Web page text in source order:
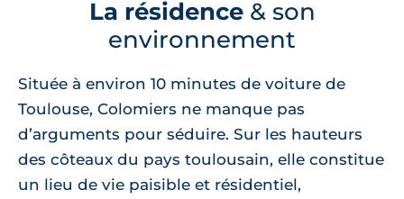
La résidence& son
environnement
Située à environ 10 minutes de voiture de
Toulouse, Colomiers ne manque pas
d’arguments pour séduire. Sur les hauteurs
des côteaux du pays toulousain, elle constitue
un lieu de vie paisible et résidentiel,